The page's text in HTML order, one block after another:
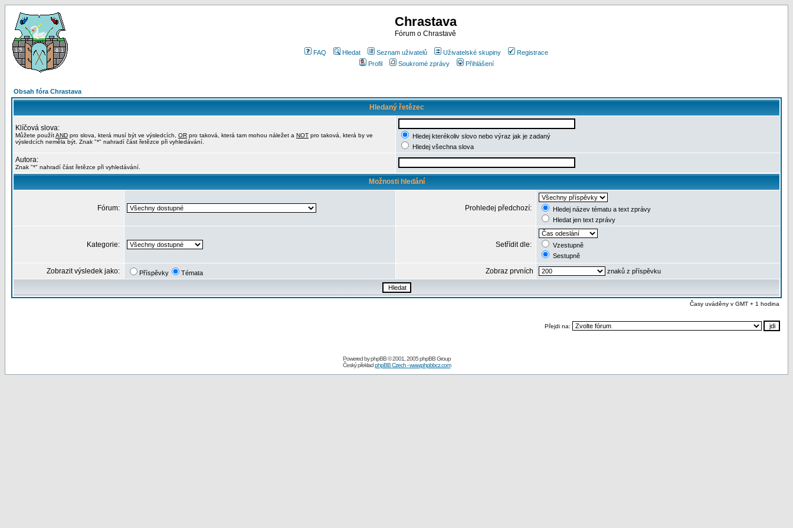
Chrastava
Fórum o Chrastavě
FAQ Hledat Seznam uživatelů Uživatelské skupiny
Registrace
Profil
Soukromé zprávy Přihlášení
Obsah fóra Chrastava
Hledaný řetězec
Klíčová slova:
Můžete použítAND pro slova, která musí být ve výsledcích, OR pro taková, která tam mohou náležet a NOT pro taková, která by ve
výsledcích neměla být. Znak "*" nahradí část řetězce při vyhledávání.
Hledej kterékoliv slovo nebo výraz jak je zadaný
Hledej všechna slova
Autora:
Znak "*" nahradí část řetězce při vyhledávání.
Možnosti hledání
Fórum: Prohledej předchozí:
Hledej název tématu a text zprávy
Hledat jen text zprávy
Kategorie: Setřídit dle:
Vzestupně
Sestupně
Zobrazit výsledek jako: Příspěvky Témata Zobraz prvních znaků z příspěvku
Časy uváděny v GMT + 1 hodina
Přejdi na:
Powered byphpBB© 2001, 2005 phpBB Group
Český překladphpBB Czech - www.phpbbcz.com